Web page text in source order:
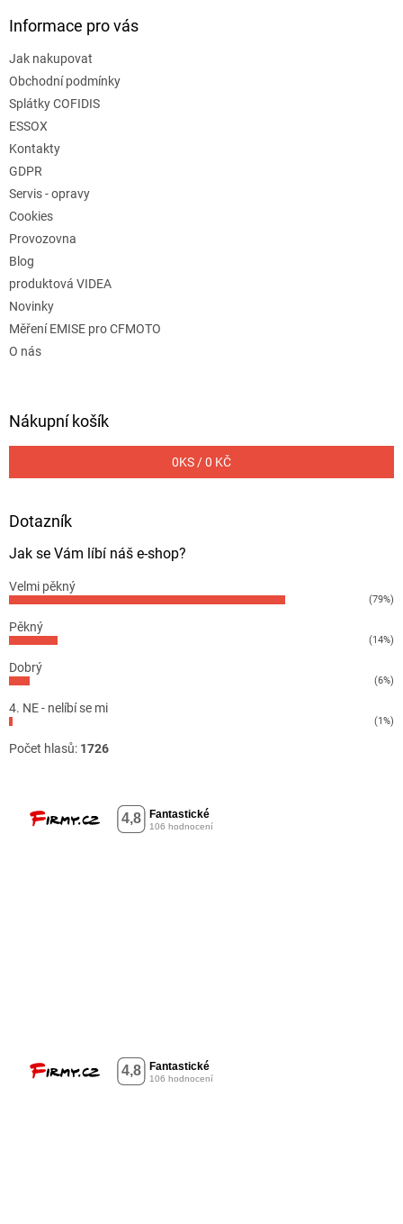
Informace pro vás
Jak nakupovat
Obchodní podmínky
Splátky COFIDIS
ESSOX
Kontakty
GDPR
Servis - opravy
Cookies
Provozovna
Blog
produktová VIDEA
Novinky
Měření EMISE pro CFMOTO
O nás
Nákupní košík
0KS /0 KČ
Dotazník
Jak se Vám líbí náš e-shop?
Velmi pěkný
(79%)
Pěkný
(14%)
Dobrý
(6%)
4. NE - nelíbí se mi
(1%)
Počet hlasů: 1726